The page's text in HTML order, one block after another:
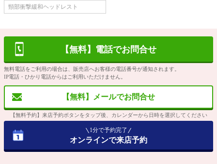
頸部衝撃緩和ヘッドレスト
【無料】電話でお問合せ
無料電話をご利用の場合は、販売店へお客様の電話番号が通知されます。
IP電話・ひかり電話からはご利用いただけません。
【無料】メールでお問合せ
【無料予約】来店予約ボタンをタップ後、カレンダーから日時を選択してください
1分で予約完了
オンラインで来店予約